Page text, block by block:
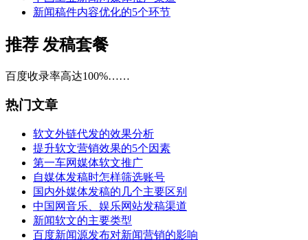
新闻稿件内容优化的5个环节
推荐 发稿套餐
百度收录率高达100%……
热门文章
软文外链代发的效果分析
提升软文营销效果的5个因素
第一车网媒体软文推广
自媒体发稿时怎样筛选账号
国内外媒体发稿的几个主要区别
中国网音乐、娱乐网站发稿渠道
新闻软文的主要类型
百度新闻源发布对新闻营销的影响